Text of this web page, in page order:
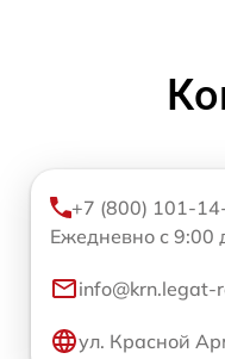
+7 (800) 101-
Ежедневно с 9:00
info@krn.legat-
ул. Красной